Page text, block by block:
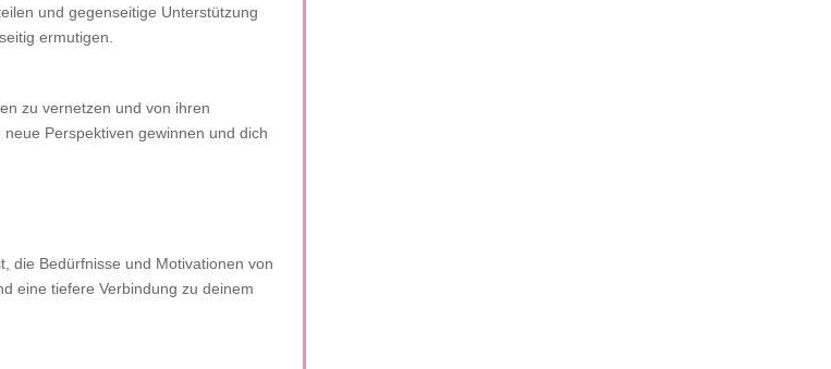
und gegenseitige Unterstützung
ermutigen.
zu vernetzen und von ihren
Perspektiven gewinnen und dich
die Bedürfnisse und Motivationen von
eine tiefere Verbindung zu deinem